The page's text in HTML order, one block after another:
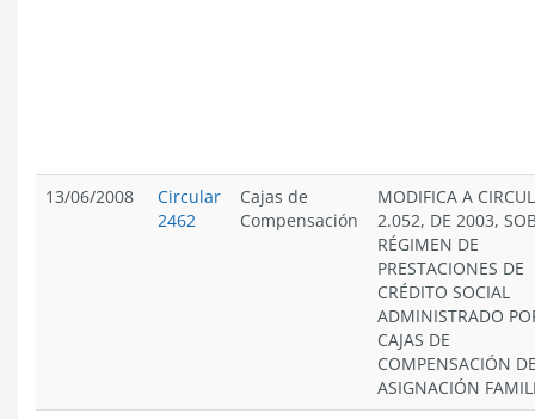
13/06/2008
Circular
2462
Cajas de
Compensación
MODIFICA A
2.052, DE 2003,
RÉGIMEN DE
PRESTACIONES DE
CRÉDITO SOCIAL
ADMINISTRADO
CAJAS DE
COMPENSACIÓN
ASIGNACIÓN